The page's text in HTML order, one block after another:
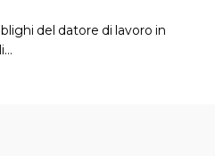
del datore di lavoro in